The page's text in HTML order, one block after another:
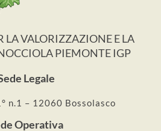
LA VALORIZZAZIONE E LA
PIEMONTE IGP
Legale
n.1 – 12060 Bossolasco
Operativa